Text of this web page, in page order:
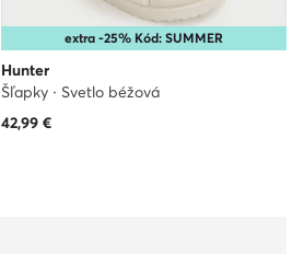
extra -25% Kód: SUMMER
Hunter
Šľapky · Svetlo béžová
42,99€